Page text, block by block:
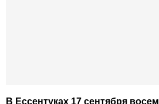
В Ессентуках 17 сентября